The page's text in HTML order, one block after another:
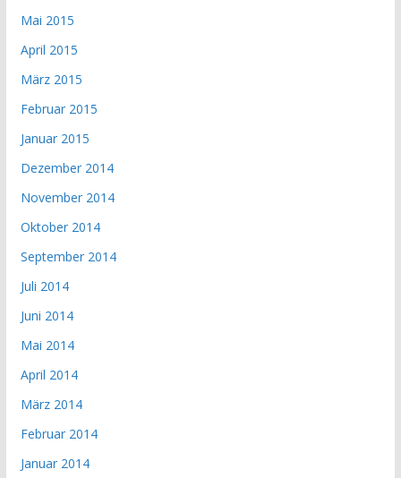
Mai 2015
April 2015
März 2015
Februar 2015
Januar 2015
Dezember 2014
November 2014
Oktober 2014
September 2014
Juli 2014
Juni 2014
Mai 2014
April 2014
März 2014
Februar 2014
Januar 2014